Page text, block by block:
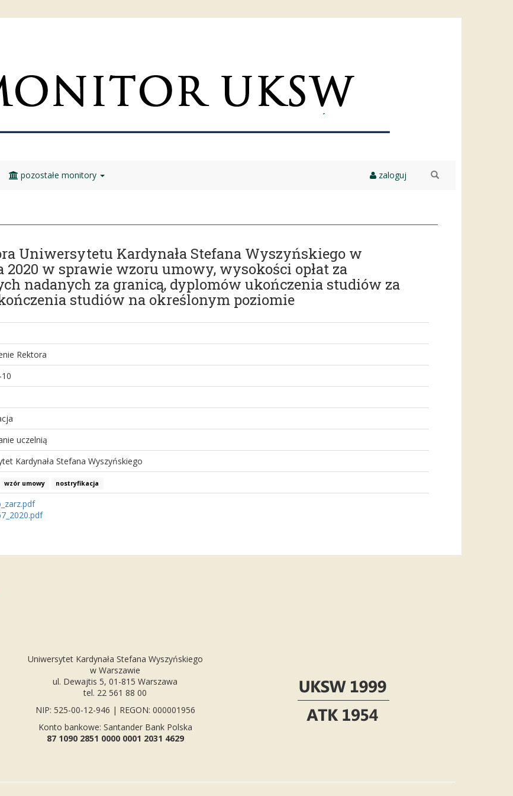
pozostałe monitory zaloguj
Uniwersytetu Kardynała Stefana Wyszyńskiego w
2020 w sprawie wzoru umowy, wysokości opłat za
nadanych za granicą, dyplomów ukończenia studiów za
studiów na określonym poziomie
Rektora
uczelnią
Kardynała Stefana Wyszyńskiego
wzór umowy nostryfikacja
Uniwersytet Kardynała Stefana Wyszyńskiego
w Warszawie
ul. Dewajtis 5, 01-815 Warszawa
tel. 22 561 88 00
NIP: 525-00-12-946 | REGON: 000001956
Konto bankowe: Santander Bank Polska
87 1090 2851 0000 0001 2031 4629